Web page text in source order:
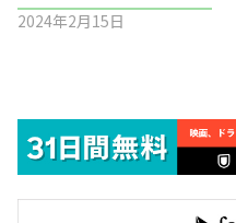
2024年2月15日